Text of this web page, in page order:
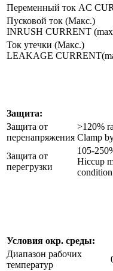
Переменный ток AC
Пусковой ток (Макс.)
INRUSH CURRENT
Ток утечки (Макс.)
LEAKAGE
Защита:
Защита от
перенапряжения
>120%
Clamp
Защита от
перегрузки
105-
Hiccup
Условия окр. среды:
Диапазон рабочих
температур